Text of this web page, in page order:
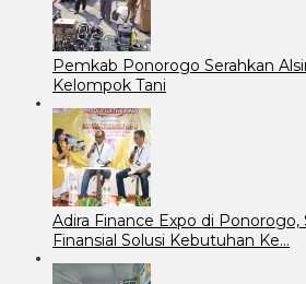
Pemkab Ponorogo Serahkan
Kelompok Tani
Adira Finance Expo di Ponorogo,
Finansial Solusi Kebutuhan Ke…